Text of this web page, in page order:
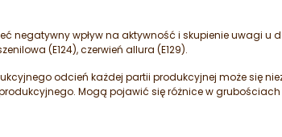
negatywny wpływ na aktywność i skupienie uwagi u
(E124), czerwień allura (E129).
odcień każdej partii produkcyjnej może się
Mogą pojawić się różnice w